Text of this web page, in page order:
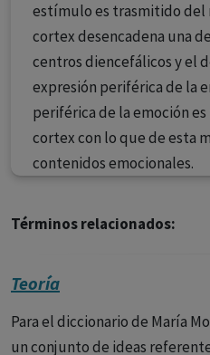
estímulo es trasmitido del
cortex desencadena una
centros diencefálicos y el
expresión periférica de la
periférica de la emoción
cortex con lo que de esta
contenidos emocionales.
Términos relacionados:
Teoría
Para el diccionario de María
un conjunto de ideas